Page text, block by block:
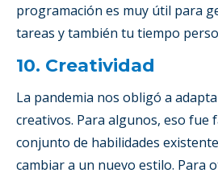
programación es muy útil para
tareas y también tu tiempo
10. Creatividad
La pandemia nos obligó a
creativos. Para algunos, eso fue
conjunto de habilidades
cambiar a un nuevo estilo. Para